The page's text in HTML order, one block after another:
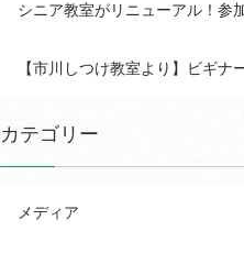
シニア教室がリニューアル！参
【市川しつけ教室より】ビギナ
カテゴリー
メディア